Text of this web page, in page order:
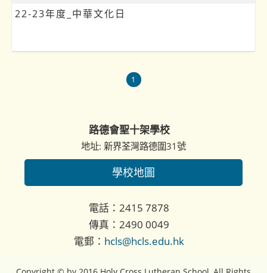
22-23年度_中華文化日
1
路德會聖十架學校
地址: 新界荃灣路德圍31號
學校地圖
電話：2415 7878
傳真：2490 0049
電郵： hcls@hcls.edu.hk